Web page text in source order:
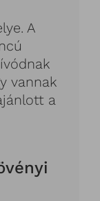
A
vannak
a